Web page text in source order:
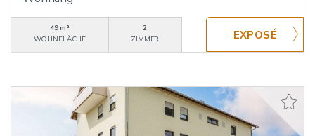
49 m²
WOHNFLÄCHE
2
ZIMMER